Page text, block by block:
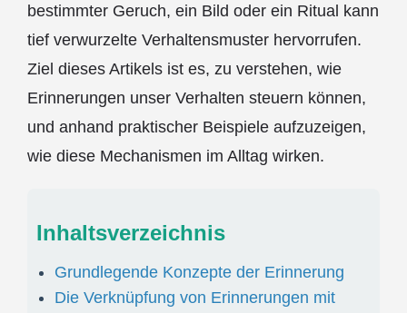
bestimmter Geruch, ein Bild oder ein Ritual kann
tief verwurzelte Verhaltensmuster hervorrufen.
Ziel dieses Artikels ist es, zu verstehen, wie
Erinnerungen unser Verhalten steuern können,
und anhand praktischer Beispiele aufzuzeigen,
wie diese Mechanismen im Alltag wirken.
Inhaltsverzeichnis
Grundlegende Konzepte der Erinnerung
Die Verknüpfung von Erinnerungen mit